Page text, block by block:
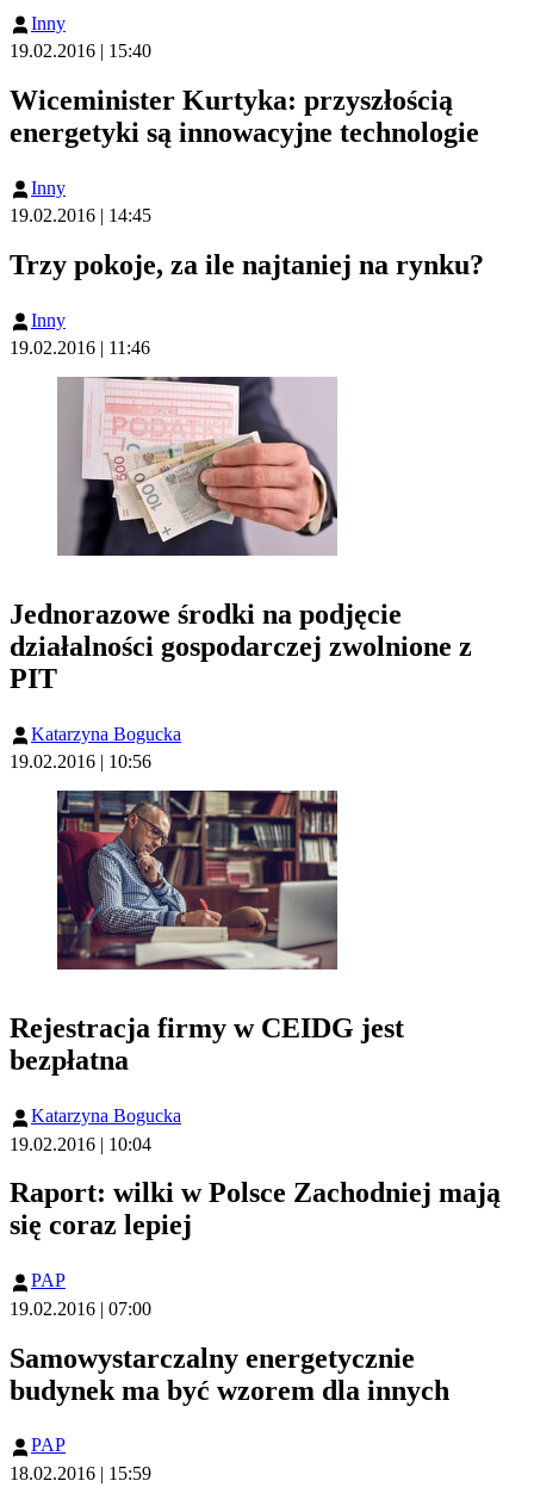
Inny
19.02.2016 | 15:40
Wiceminister Kurtyka: przyszłością
energetyki są innowacyjne technologie
Inny
19.02.2016 | 14:45
Trzy pokoje, za ile najtaniej na rynku?
Inny
19.02.2016 | 11:46
Jednorazowe środki na podjęcie
działalności gospodarczej zwolnione z
PIT
Katarzyna Bogucka
19.02.2016 | 10:56
Rejestracja firmy w CEIDG jest
bezpłatna
Katarzyna Bogucka
19.02.2016 | 10:04
Raport: wilki w Polsce Zachodniej mają
się coraz lepiej
PAP
19.02.2016 | 07:00
Samowystarczalny energetycznie
budynek ma być wzorem dla innych
PAP
18.02.2016 | 15:59